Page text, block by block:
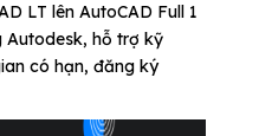
LT lên AutoCAD Full 1
Autodesk, hỗ trợ kỹ
có hạn, đăng ký